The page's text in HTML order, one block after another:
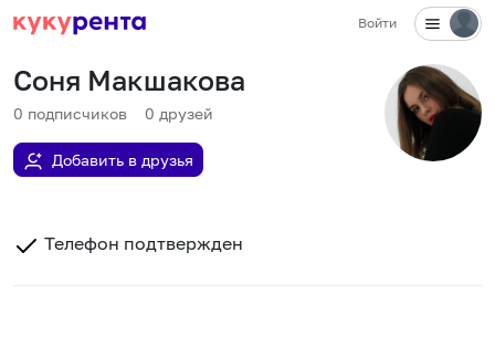
Войти
Соня Макшакова
0 подписчиков 0 друзей
Добавить в друзья
Телефон подтвержден